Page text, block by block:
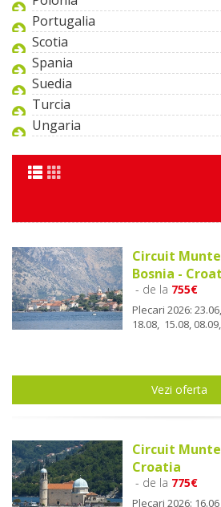
Portugalia
Scotia
Spania
Suedia
Turcia
Ungaria
Circuit
Bosnia -
- de la 755€
Plecari 2026:
18.08, 15.08,
Vezi oferta
Circuit
Croatia
- de la 775€
Plecari 2026: